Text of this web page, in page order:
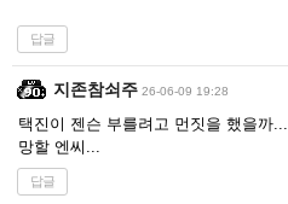
답글
지존참쇠주 26-06-09 19:28
택진이 젠슨 부를려고 먼짓을 했을까...
망할 엔씨...
답글